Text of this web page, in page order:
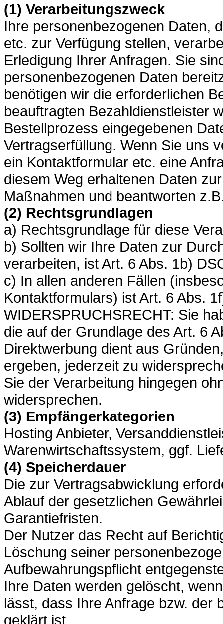
(1) Verarbeitungszweck
Ihre personenbezogenen Daten,
etc. zur Verfügung stellen,
Erledigung Ihrer Anfragen. Sie
personenbezogenen Daten
benötigen wir die erforderlichen
beauftragten Bezahldienstleister
Bestellprozess eingegebenen
Vertragserfüllung. Wenn Sie uns
ein Kontaktformular etc. eine
diesem Weg erhaltenen Daten
Maßnahmen und beantworten
(2) Rechtsgrundlagen
a) Rechtsgrundlage für diese
b) Sollten wir Ihre Daten zur
verarbeiten, ist Art. 6 Abs. 1b)
c) In allen anderen Fällen
Kontaktformulars) ist Art. 6 Abs.
WIDERSPRUCHSRECHT: Sie
die auf der Grundlage des Art. 6
Direktwerbung dient aus
ergeben, jederzeit zu
Sie der Verarbeitung hingegen
widersprechen.
(3) Empfängerkategorien
Hosting Anbieter,
Warenwirtschaftssystem, ggf.
(4) Speicherdauer
Die zur Vertragsabwicklung
Ablauf der gesetzlichen
Garantiefristen.
Der Nutzer das Recht auf
Löschung seiner
Aufbewahrungspflicht
Ihre Daten werden gelöscht,
lässt, dass Ihre Anfrage bzw. der
geklärt ist.